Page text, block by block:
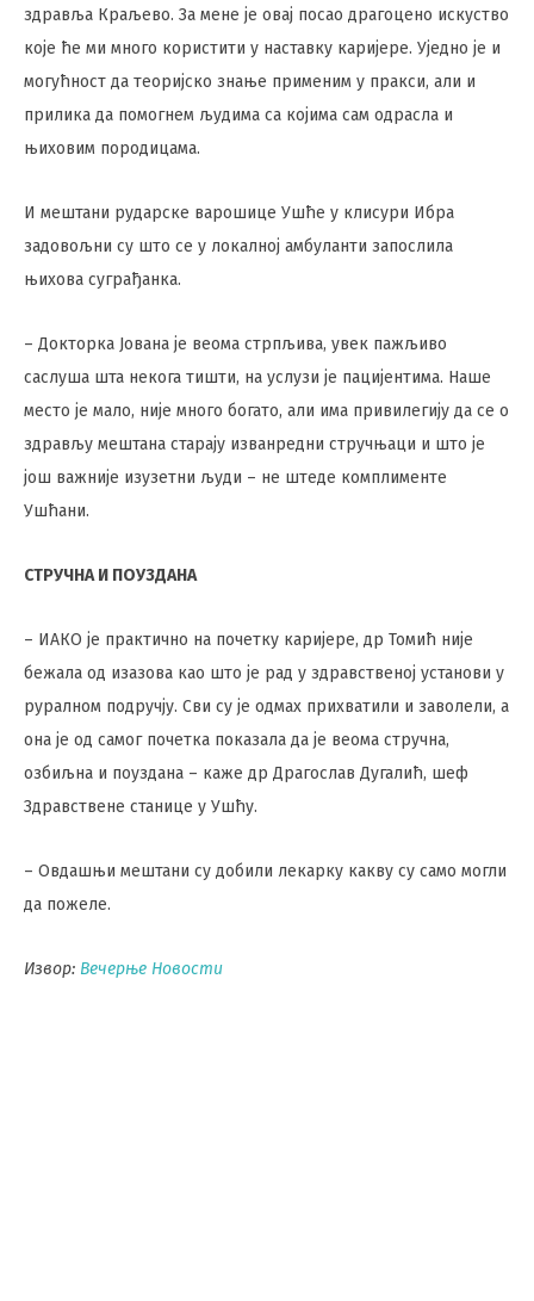
здравља Краљево. За мене је овај посао драгоцено искуство
које ће ми много користити у наставку каријере. Уједно је и
могућност да теоријско знање применим у пракси, али и
прилика да помогнем људима са којима сам одрасла и
њиховим породицама.
И мештани рударске варошице Ушће у клисури Ибра
задовољни су што се у локалној амбуланти запослила
њихова суграђанка.
– Докторка Јована је веома стрпљива, увек пажљиво
саслуша шта некога тишти, на услузи је пацијентима. Наше
место је мало, није много богато, али има привилегију да се о
здрављу мештана старају изванредни стручњаци и што је
још важније изузетни људи – не штеде комплименте
Ушћани.
СТРУЧНА И ПОУЗДАНА
– ИАКО је практично на почетку каријере, др Томић није
бежала од изазова као што је рад у здравственој установи у
руралном подручју. Сви су је одмах прихватили и заволели, а
она је од самог почетка показала да је веома стручна,
озбиљна и поуздана – каже др Драгослав Дугалић, шеф
Здравствене станице у Ушћу.
– Овдашњи мештани су добили лекарку какву су само могли
да пожеле.
Извор: Вечерње Новости